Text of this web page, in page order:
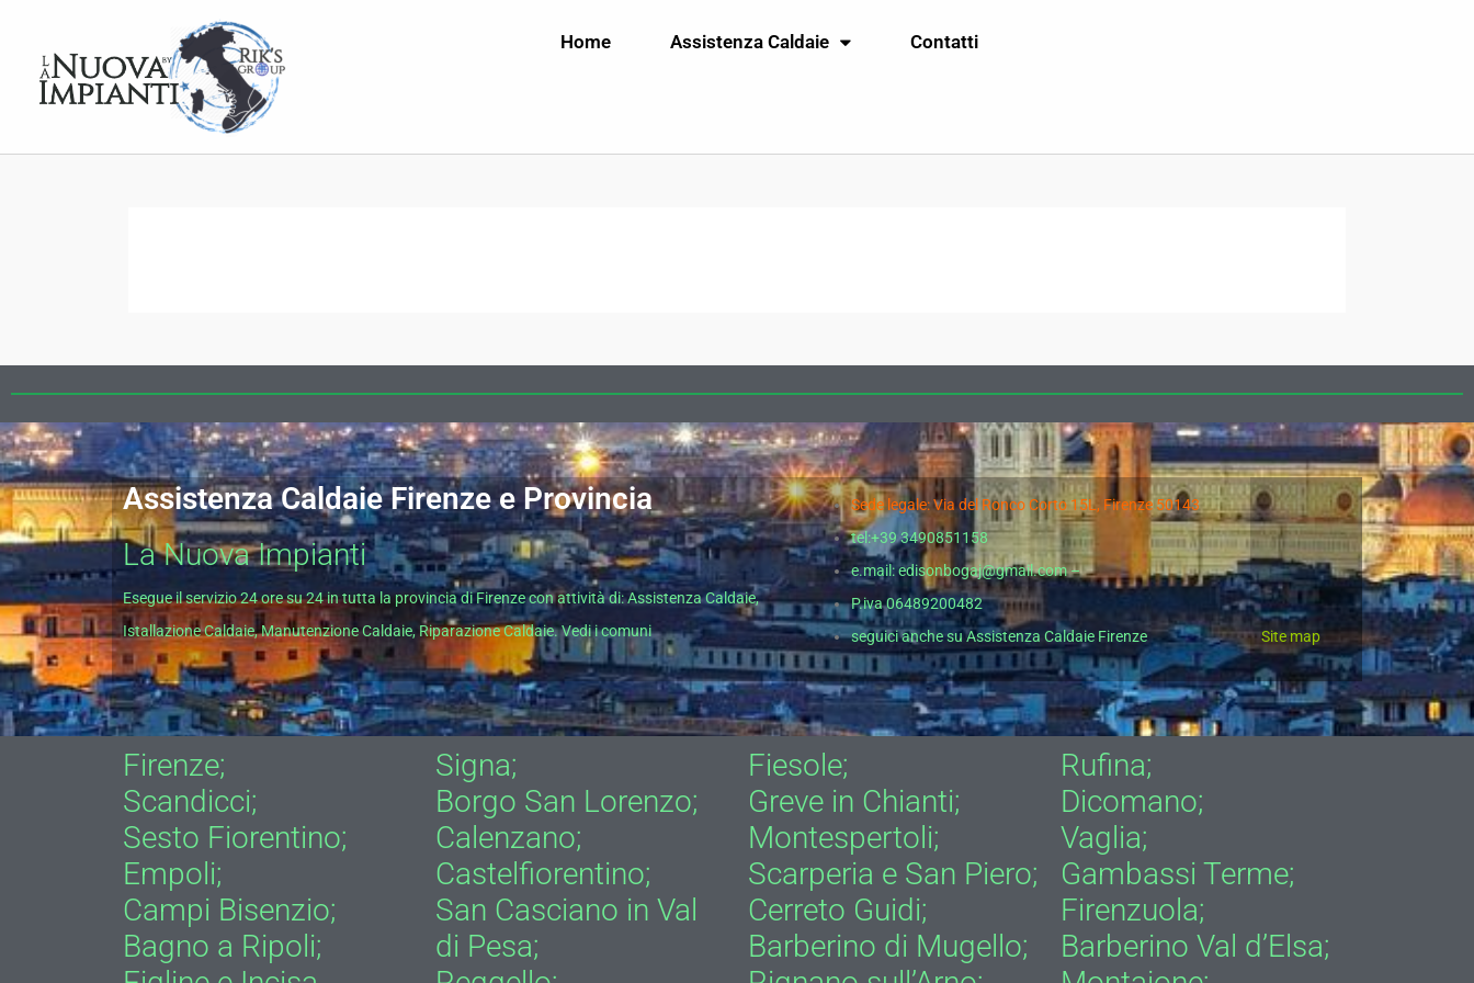
Home Assistenza Caldaie Contatti
Assistenza Caldaie Firenze e Provincia
La Nuova Impianti
Esegue il servizio 24 ore su 24 in tutta la provincia di Firenze con attività di: Assistenza Caldaie,
Istallazione Caldaie, Manutenzione Caldaie, Riparazione Caldaie. Vedi i comuni
Sede legale: Via del Ronco Corto 15L, Firenze 50143
tel:+39 3490851158
e.mail: edisonbogaj@gmail.com –
P.iva 06489200482
seguici anche suAssistenza Caldaie Firenze Site map
Firenze;
Scandicci;
Sesto Fiorentino;
Empoli;
Campi Bisenzio;
Bagno a Ripoli;
Signa;
Borgo San Lorenzo;
Calenzano;
Castelfiorentino;
San Casciano in Val
di Pesa;
Fiesole;
Greve in Chianti;
Montespertoli;
Scarperia e San Piero;
Cerreto Guidi;
Barberino di Mugello;
Rufina;
Dicomano;
Vaglia;
Gambassi Terme;
Firenzuola;
Barberino Val d’Elsa;